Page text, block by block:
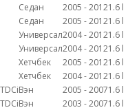
Седан 2005 - 20121.6 l
Седан 2005 - 20121.6 l
Универсал2004 - 20121.6 l
Универсал2004 - 20121.6 l
Хетчбек 2005 - 20121.6 l
Хетчбек 2004 - 20121.6 l
Вэн 2005 - 20071.6 l
Вэн 2003 - 20071.6 l